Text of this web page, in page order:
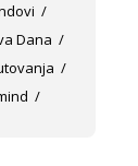
Dana